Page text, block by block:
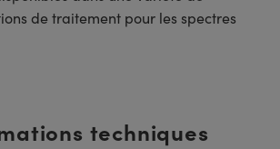
de traitement pour les spectres
techniques